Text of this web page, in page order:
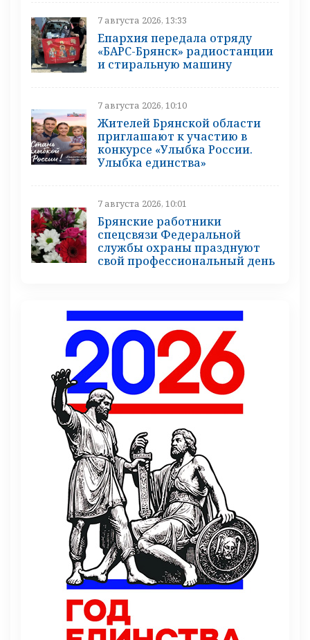
7 августа 2026, 13:33
Епархия передала отряду
«БАРС-Брянск» радиостанции
и стиральную машину
7 августа 2026, 10:10
Жителей Брянской области
приглашают к участию в
конкурсе «Улыбка России.
Улыбка единства»
7 августа 2026, 10:01
Брянские работники
спецсвязи Федеральной
службы охраны празднуют
свой профессиональный день